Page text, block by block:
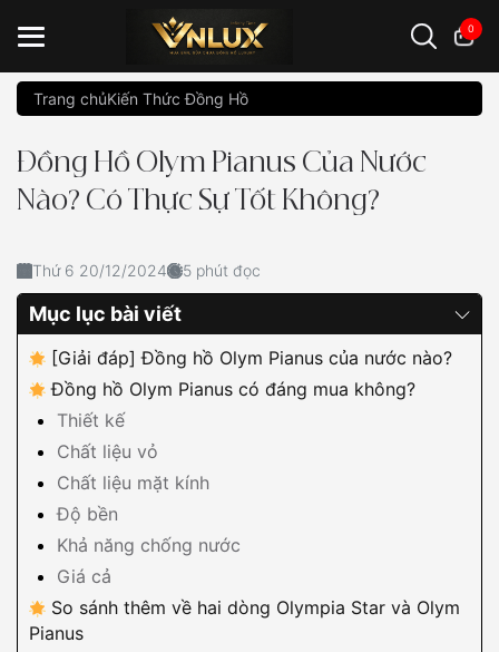
0
Đồng hồ casio đồng hồ G-Shock đồng hồ Orient
Trang chủKiến Thức Đồng Hồ
Đồng Hồ Olym Pianus Của Nước
Nào? Có Thực Sự Tốt Không?
Thứ 6 20/12/2024 5 phút đọc
Mục lục bài viết
[Giải đáp] Đồng hồ Olym Pianus của nước nào?
Đồng hồ Olym Pianus có đáng mua không?
Thiết kế
Chất liệu vỏ
Chất liệu mặt kính
Độ bền
Khả năng chống nước
Giá cả
So sánh thêm về hai dòng Olympia Star và Olym
Pianus